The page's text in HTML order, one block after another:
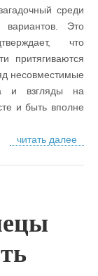
среди
вариантов. Это
что
притягиваются
несовместимые
и взгляды на
и быть вполне
читать далее